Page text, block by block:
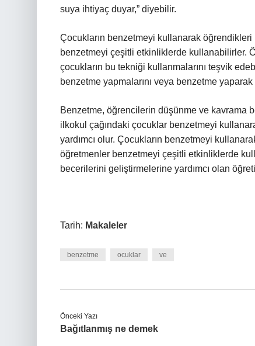
suya ihtiyaç duyar,” diyebilir.
Çocukların benzetmeyi kullanarak öğrendikleri
benzetmeyi çeşitli etkinliklerde kullanabilirler.
çocukların bu tekniği kullanmalarını teşvik
benzetme yapmalarını veya benzetme
Benzetme, öğrencilerin düşünme ve kavrama
ilkokul çağındaki çocuklar benzetmeyi
yardımcı olur. Çocukların benzetmeyi
öğretmenler benzetmeyi çeşitli etkinliklerde
becerilerini geliştirmelerine yardımcı olan
Tarih: Makaleler
benzetme ocuklar ve
Önceki Yazı
Bağıtlanmış ne demek